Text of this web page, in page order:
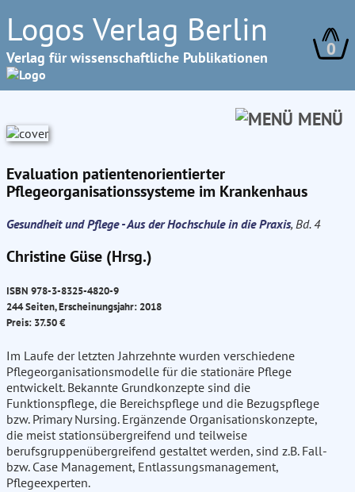
Logos Verlag Berlin
Verlag für wissenschaftliche Publikationen 0
MENÜ
Evaluation patientenorientierter
Pflegeorganisationssysteme im Krankenhaus
Gesundheit und Pflege - Aus der Hochschule in die Praxis, Bd. 4
Christine Güse (Hrsg.)
ISBN 978-3-8325-4820-9
244 Seiten, Erscheinungsjahr: 2018
Preis: 37.50 €
Im Laufe der letzten Jahrzehnte wurden verschiedene
Pflegeorganisationsmodelle für die stationäre Pflege
entwickelt. Bekannte Grundkonzepte sind die
Funktionspflege, die Bereichspflege und die Bezugspflege
bzw. Primary Nursing. Ergänzende Organisationskonzepte,
die meist stationsübergreifend und teilweise
berufsgruppenübergreifend gestaltet werden, sind z.B. Fall-
bzw. Case Management, Entlassungsmanagement,
Pflegeexperten.